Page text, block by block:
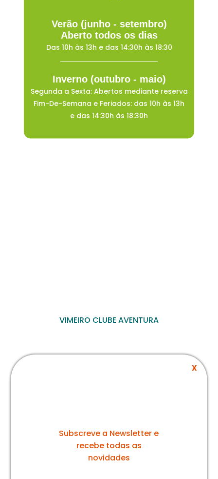
Verão (junho - setembro)
Aberto todos os dias
Das 10h às 13h e das 14:30h às 18:30
Inverno (outubro - maio)
Segunda a Sexta: Abertos mediante reserva
Fim-De-Semana e Feriados: das 10h às 13h
e das 14:30h às 18:30h
VIMEIRO CLUBE AVENTURA
Pronto para a diversão? Vem desfrutar do nosso
X
Subscreve a Newsletter e
recebe todas as
novidades